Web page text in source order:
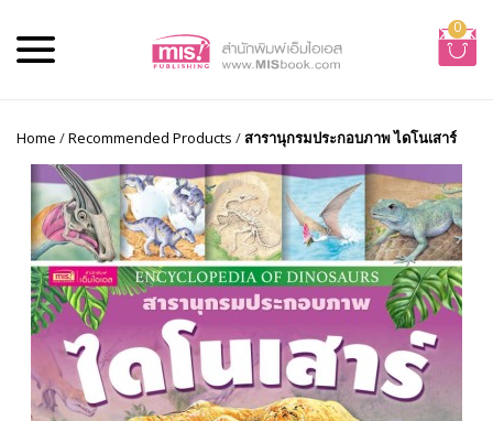
0
Home /Recommended Products /สารานุกรมประกอบภาพ ไดโนเสาร์